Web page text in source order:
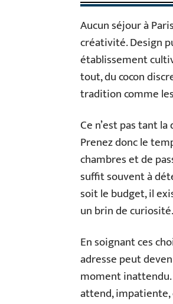
Aucun séjour à
créativité. Design
établissement
tout, du cocon
tradition comme
Ce n’est pas tant
Prenez donc le
chambres et de
suffit souvent à
soit le budget, il
un brin de curiosité.
En soignant ces
adresse peut
moment inattendu.
attend,